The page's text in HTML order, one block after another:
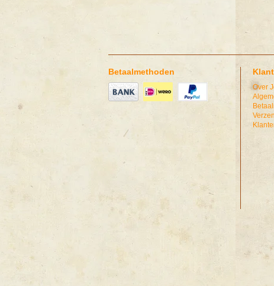
Betaalmethoden
Over